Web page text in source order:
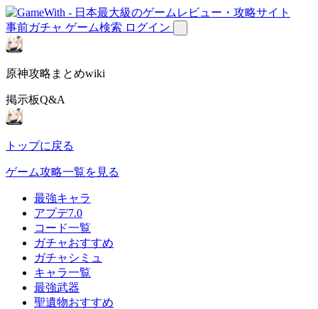
事前ガチャ ゲーム検索 ログイン
原神攻略まとめwiki
掲示板Q&A
トップに戻る
ゲーム攻略一覧を見る
最強キャラ
アプデ7.0
コード一覧
ガチャおすすめ
ガチャシミュ
キャラ一覧
最強武器
聖遺物おすすめ